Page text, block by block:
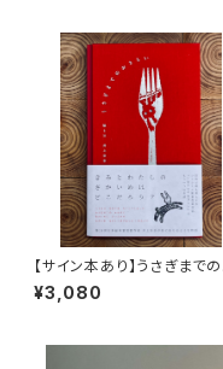
【サイン本あり】うさぎまで
さらい［通常版］
¥3,080